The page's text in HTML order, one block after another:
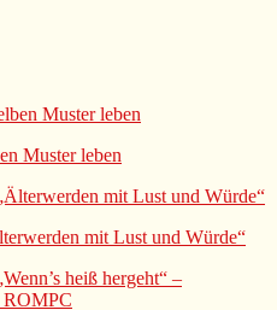
Muster leben
mit Lust und Würde“